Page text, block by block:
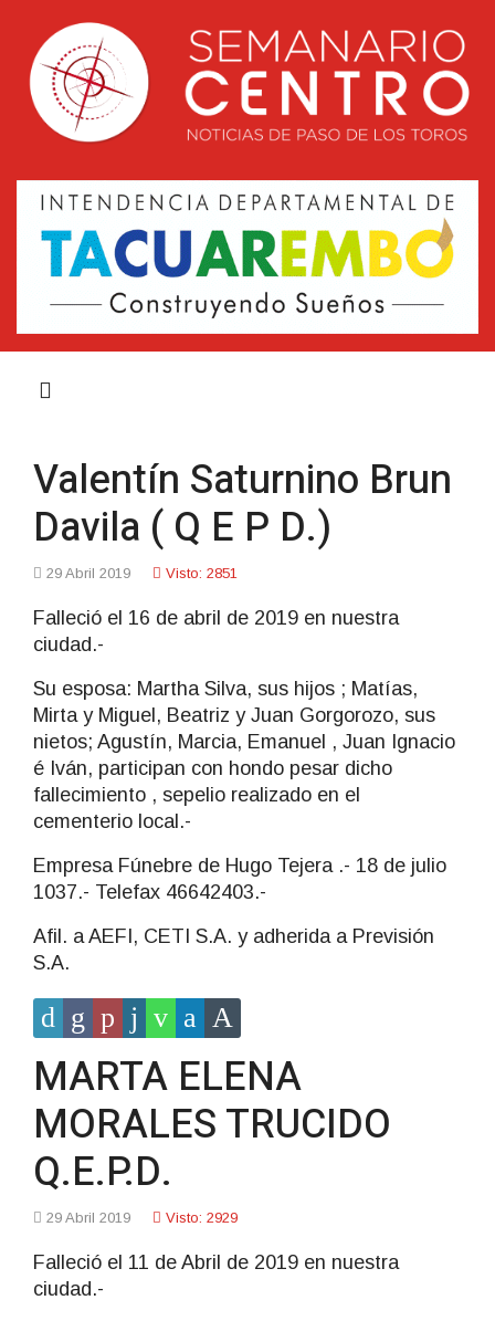
Valentín Saturnino Brun
Davila ( Q E P D.)
29 Abril 2019 Visto: 2851
Falleció el 16 de abril de 2019 en nuestra
ciudad.-
Su esposa: Martha Silva, sus hijos ; Matías,
Mirta y Miguel, Beatriz y Juan Gorgorozo, sus
nietos; Agustín, Marcia, Emanuel , Juan Ignacio
é Iván, participan con hondo pesar dicho
fallecimiento , sepelio realizado en el
cementerio local.-
Empresa Fúnebre de Hugo Tejera .- 18 de julio
1037.- Telefax 46642403.-
Afil. a AEFI, CETI S.A. y adherida a Previsión
S.A.
MARTA ELENA
MORALES TRUCIDO
Q.E.P.D.
29 Abril 2019 Visto: 2929
Falleció el 11 de Abril de 2019 en nuestra
ciudad.-